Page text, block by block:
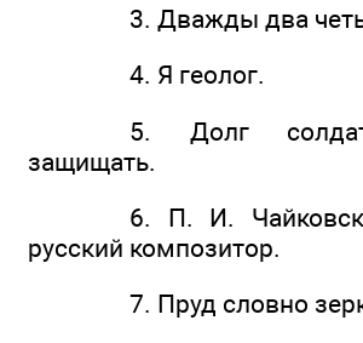
3. Дважды два
4. Я геолог.
5. Долг
защищать.
6. П. И.
русский композитор.
7. Пруд словно